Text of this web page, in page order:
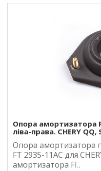
Опора амортизатора
ліва-права. CHERY QQ,
Опора амортизатора
FT 2935-11AC для
амортизатора FI..